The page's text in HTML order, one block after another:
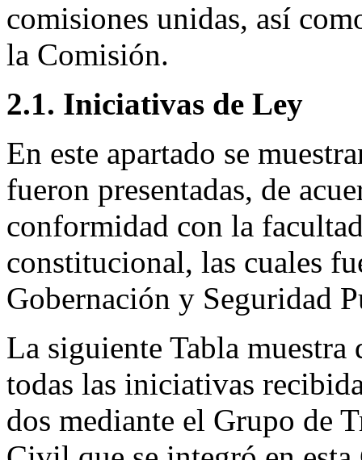
comisiones unidas, así
la Comisión.
2.1. Iniciativas de Ley
En este apartado se
fueron presentadas, de
conformidad con la
constitucional, las cuales
Gobernación y Seguridad
La siguiente Tabla
todas las iniciativas
dos mediante el Grupo de